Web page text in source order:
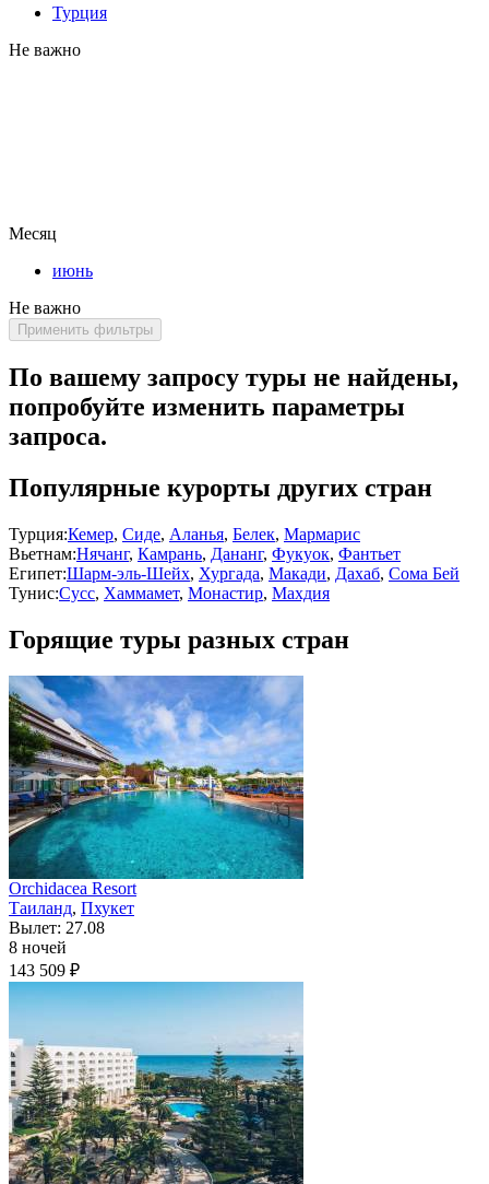
Турция
Не важно
Месяц
июнь
Не важно
Применить фильтры
По вашему запросу туры не найдены,
попробуйте изменить параметры
запроса.
Популярные курорты других стран
Турция:Кемер, Сиде, Аланья, Белек, Мармарис
Вьетнам:Нячанг, Камрань, Дананг, Фукуок, Фантьет
Египет:Шарм-эль-Шейх, Хургада, Макади, Дахаб, Сома Бей
Тунис:Сусс, Хаммамет, Монастир, Махдия
Горящие туры разных стран
Orchidacea Resort
Таиланд, Пхукет
Вылет: 27.08
8 ночей
143 509 ₽